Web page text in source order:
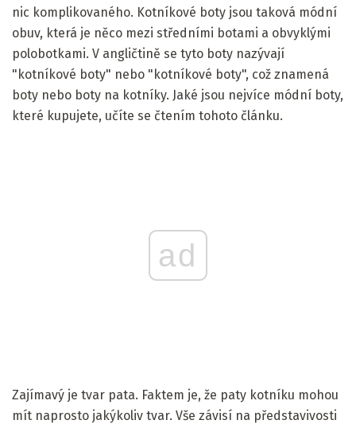
nic komplikovaného. Kotníkové boty jsou taková módní
obuv, která je něco mezi středními botami a obvyklými
polobotkami. V angličtině se tyto boty nazývají
"kotníkové boty" nebo "kotníkové boty", což znamená
boty nebo boty na kotníky. Jaké jsou nejvíce módní boty,
které kupujete, učíte se čtením tohoto článku.
ad
Zajímavý je tvar pata. Faktem je, že paty kotníku mohou
mít naprosto jakýkoliv tvar. Vše závisí na představivosti